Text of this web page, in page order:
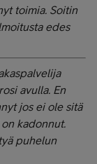
toimia. Soitin
edes
avulla. En
jos ei ole sitä
kadonnut.
puhelun